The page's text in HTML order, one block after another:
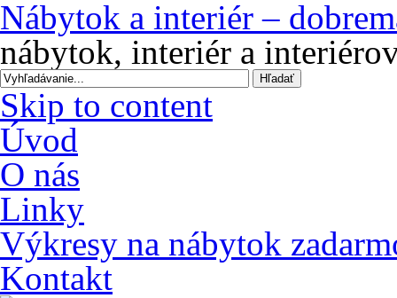
Nábytok a interiér –
nábytok, interiér a
Skip to content
Úvod
O nás
Linky
Výkresy na nábytok
Kontakt